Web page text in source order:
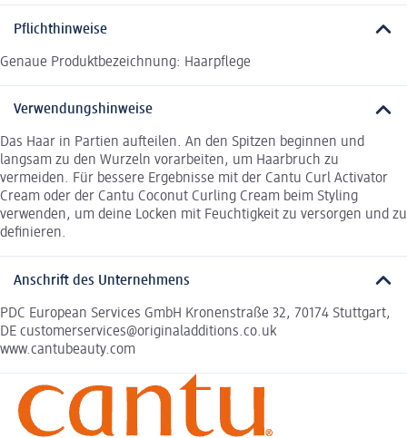
Pflichthinweise
Genaue Produktbezeichnung: Haarpflege
Verwendungshinweise
Das Haar in Partien aufteilen. An den Spitzen beginnen und
langsam zu den Wurzeln vorarbeiten, um Haarbruch zu
vermeiden. Für bessere Ergebnisse mit der Cantu Curl Activator
Cream oder der Cantu Coconut Curling Cream beim Styling
verwenden, um deine Locken mit Feuchtigkeit zu versorgen und zu
definieren.
Anschrift des Unternehmens
PDC European Services GmbH Kronenstraße 32, 70174 Stuttgart,
DE customerservices@originaladditions.co.uk
www.cantubeauty.com